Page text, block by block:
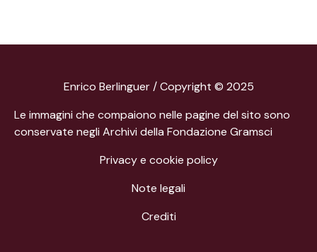
Enrico Berlinguer / Copyright © 2025
Le immagini che compaiono nelle pagine del sito sono
conservate negli Archivi della Fondazione Gramsci
Privacy e cookie policy
Note legali
Crediti